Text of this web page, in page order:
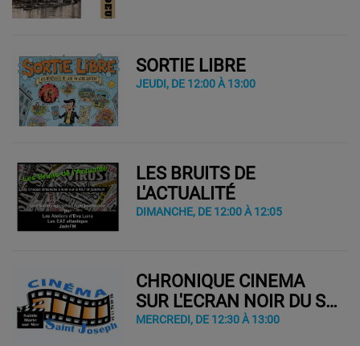
SORTIE LIBRE
JEUDI, DE 12:00 À 13:00
LES BRUITS DE
L'ACTUALITÉ
DIMANCHE, DE 12:00 À 12:05
CHRONIQUE CINEMA
SUR L'ECRAN NOIR DU ST
JOSEPH
MERCREDI, DE 12:30 À 13:00